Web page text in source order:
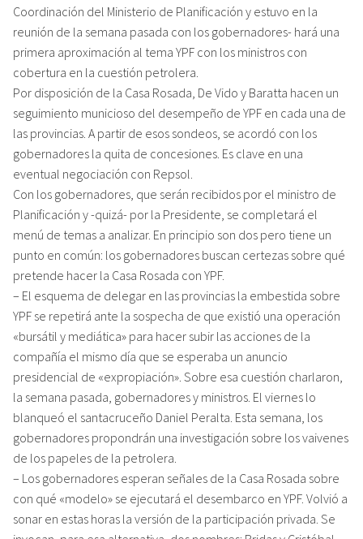
Coordinación del Ministerio de Planificación y estuvo en la
reunión de la semana pasada con los gobernadores- hará una
primera aproximación al tema YPF con los ministros con
cobertura en la cuestión petrolera.
Por disposición de la Casa Rosada, De Vido y Baratta hacen un
seguimiento municioso del desempeño de YPF en cada una de
las provincias. A partir de esos sondeos, se acordó con los
gobernadores la quita de concesiones. Es clave en una
eventual negociación con Repsol.
Con los gobernadores, que serán recibidos por el ministro de
Planificación y -quizá- por la Presidente, se completará el
menú de temas a analizar. En principio son dos pero tiene un
punto en común: los gobernadores buscan certezas sobre qué
pretende hacer la Casa Rosada con YPF.
– El esquema de delegar en las provincias la embestida sobre
YPF se repetirá ante la sospecha de que existió una operación
«bursátil y mediática» para hacer subir las acciones de la
compañía el mismo día que se esperaba un anuncio
presidencial de «expropiación». Sobre esa cuestión charlaron,
la semana pasada, gobernadores y ministros. El viernes lo
blanqueó el santacruceño Daniel Peralta. Esta semana, los
gobernadores propondrán una investigación sobre los vaivenes
de los papeles de la petrolera.
– Los gobernadores esperan señales de la Casa Rosada sobre
con qué «modelo» se ejecutará el desembarco en YPF. Volvió a
sonar en estas horas la versión de la participación privada. Se